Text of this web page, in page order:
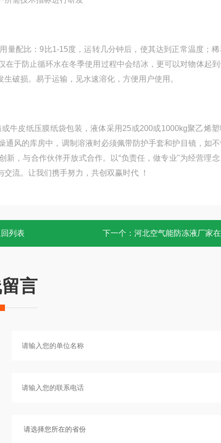
配比：9比1-15度，运转几分钟后，使其达到正常温度；
于防止循环水在冬季使用过程中会结冰，更可以对物体起
破损。易于运输，见水速溶化，方便用户使用。
牛皮纸压膜纸袋包装，液体采用25或200或1000kg聚乙烯
风的库房中，调制溶液时必须佩带防护手套和护目镜，如
，与合作伙伴开放式合作。以“负责任，做专业"为经营理
流。让我们携手努力，共创双赢时代 ！
列表 下一个： 河北空气能防冻液厂家
言